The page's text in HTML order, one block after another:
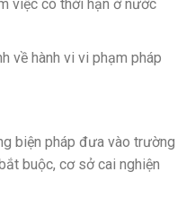
việc có thời hạn ở nước
về hành vi vi phạm pháp
biện pháp đưa vào trường
buộc, cơ sở cai nghiện